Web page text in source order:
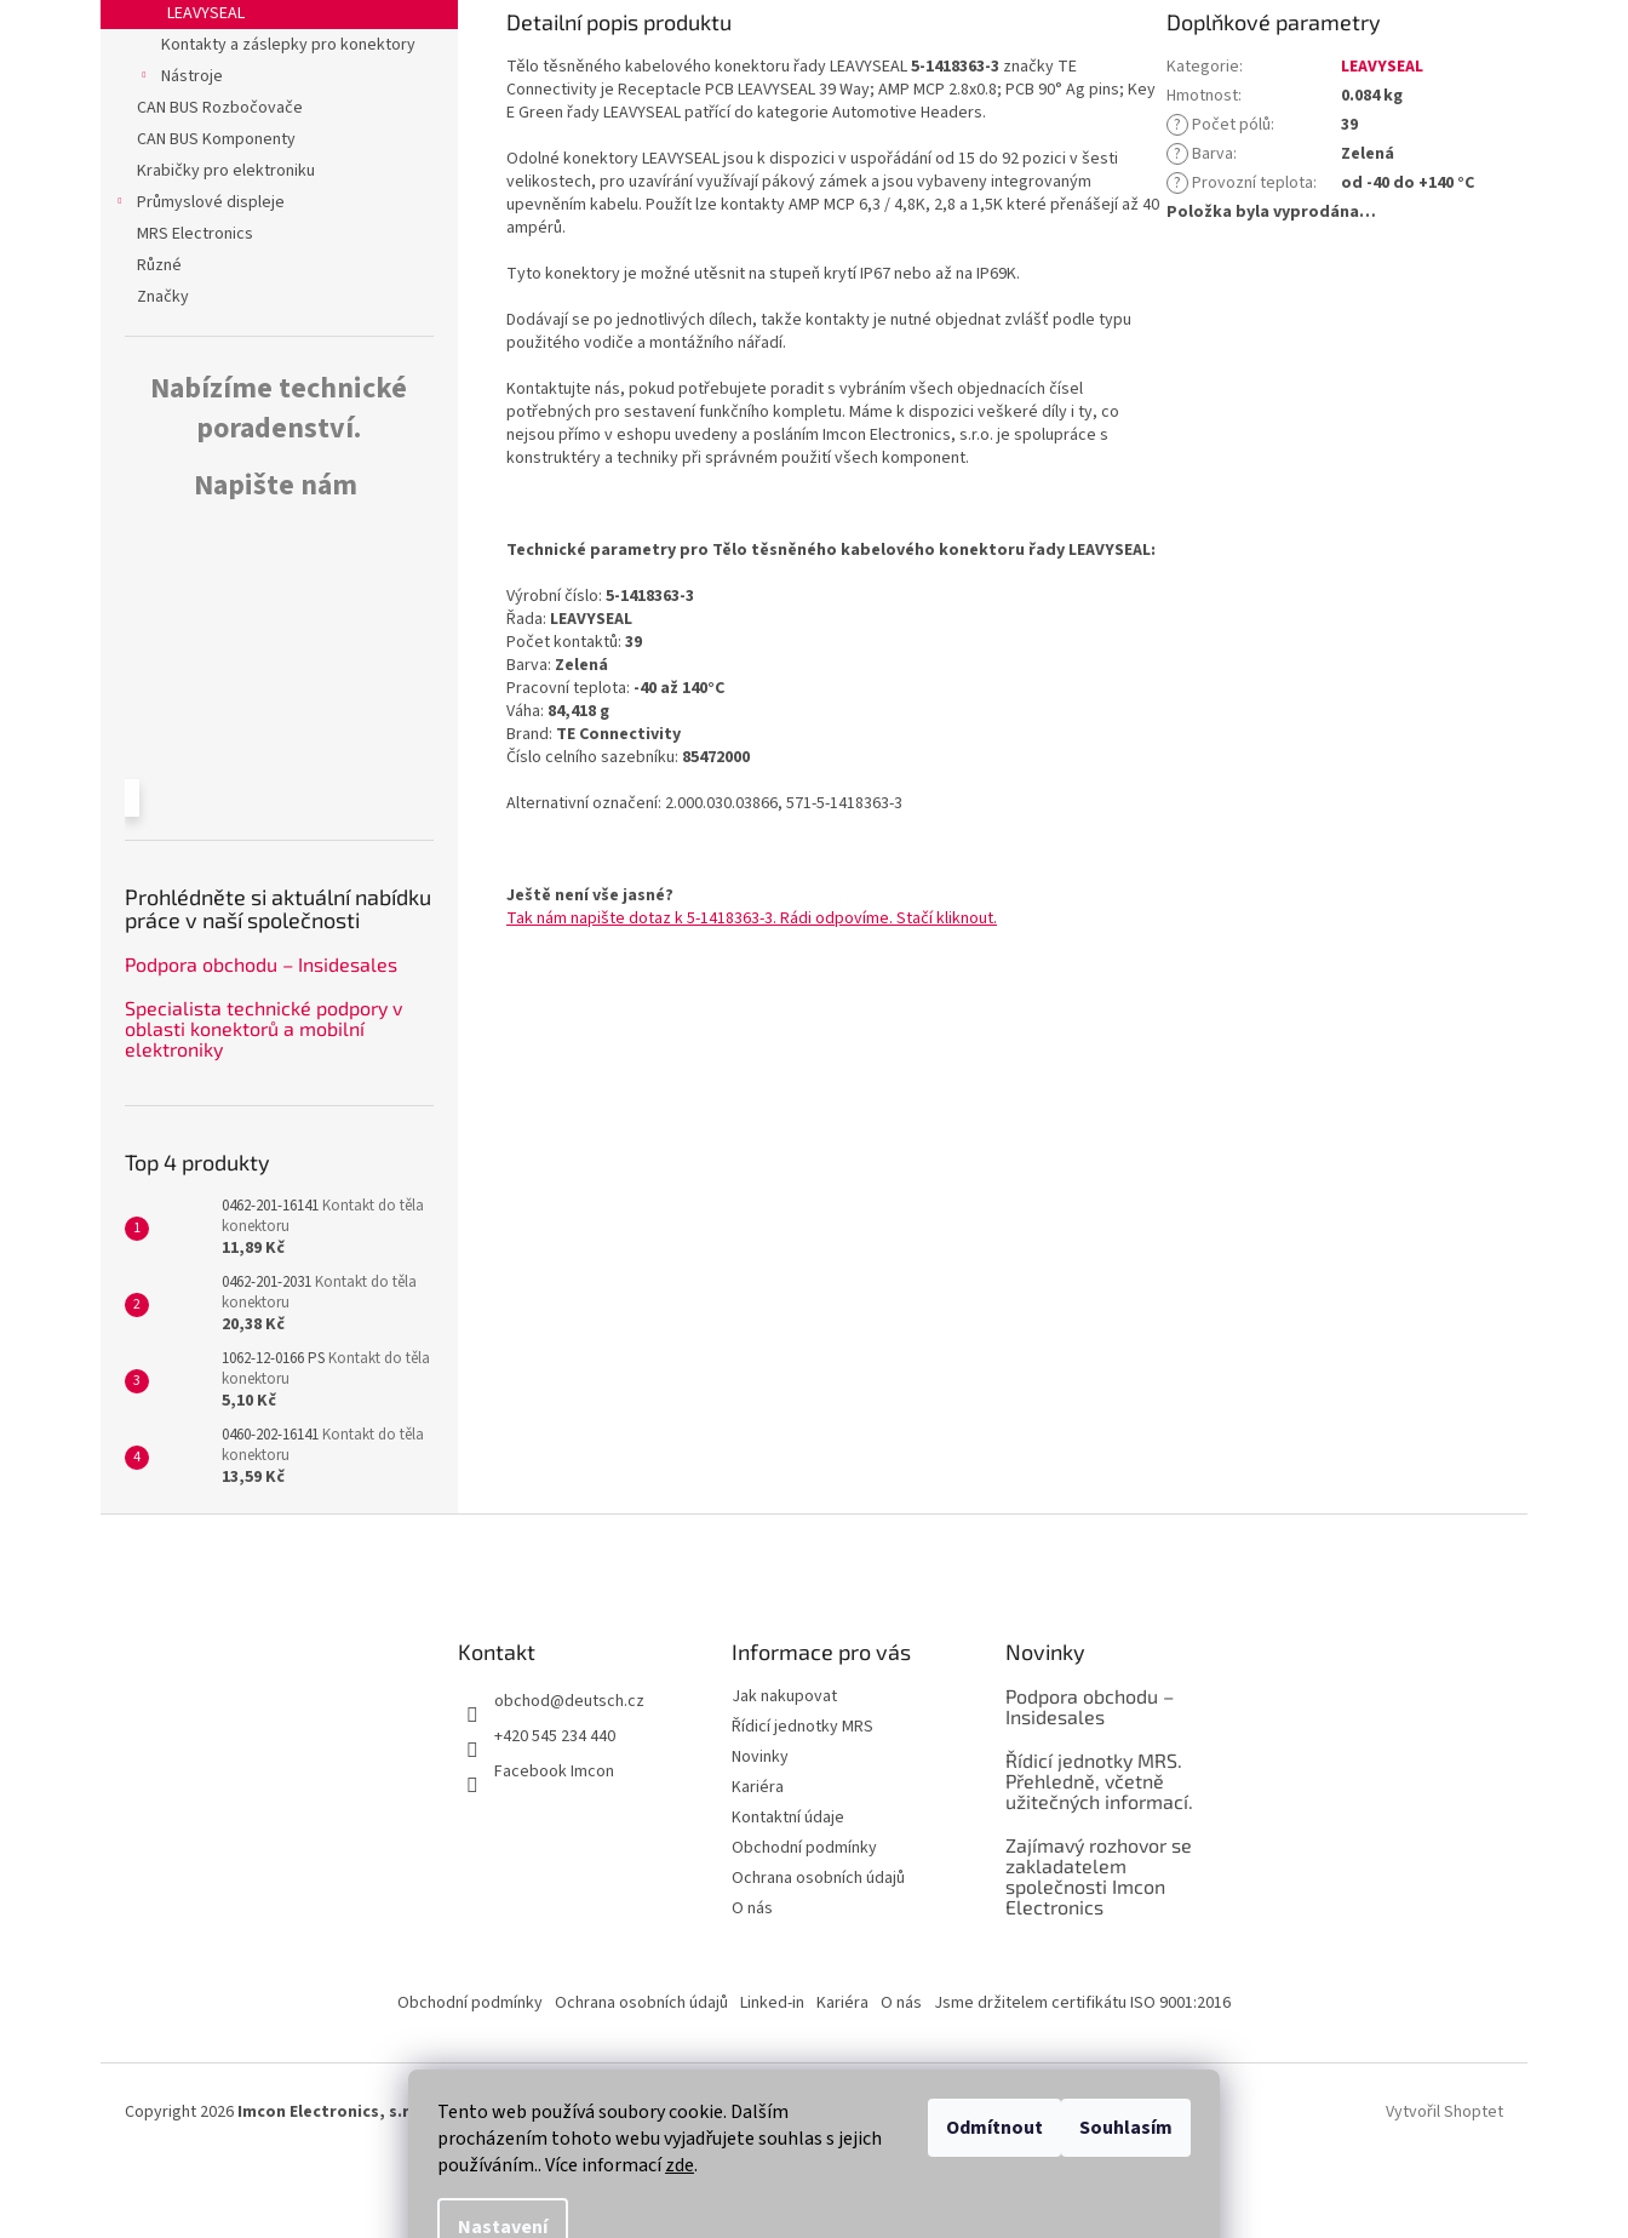
Tento web používá soubory cookie. Dalším
procházením tohoto webu vyjadřujete souhlas s jejich
používáním.. Více informacízde.
Nastavení
Odmítnout Souhlasím
LEAVYSEAL
Kontakty a záslepky pro konektory
Nástroje
CAN BUS Rozbočovače
CAN BUS Komponenty
Krabičky pro elektroniku
Průmyslové displeje
MRS Electronics
Různé
Značky
Nabízíme technické
poradenství.
Napište nám
Prohlédněte si aktuální nabídku
práce v naší společnosti
Podpora obchodu – Insidesales
Specialista technické podpory v
oblasti konektorů a mobilní
elektroniky
Top 4 produkty
0462-201-16141 Kontakt do těla
konektoru
11,89 Kč
0462-201-2031 Kontakt do těla
konektoru
20,38 Kč
1062-12-0166 PS Kontakt do těla
konektoru
5,10 Kč
0460-202-16141 Kontakt do těla
konektoru
13,59 Kč
Detailní popis produktu
Tělo těsněného kabelového konektoru řady LEAVYSEAL5-1418363-3 značky TE
Connectivity je Receptacle PCB LEAVYSEAL 39 Way; AMP MCP 2.8x0.8; PCB 90° Ag pins; Key
E Green řady LEAVYSEAL patřící do kategorie Automotive Headers.
Odolné konektory LEAVYSEAL jsou k dispozici v uspořádání od 15 do 92 pozici v šesti
velikostech, pro uzavírání využívají pákový zámek a jsou vybaveny integrovaným
upevněním kabelu. Použít lze kontakty AMP MCP 6,3 / 4,8K, 2,8 a 1,5K které přenášejí až 40
ampérů.
Tyto konektory je možné utěsnit na stupeň krytí IP67 nebo až na IP69K.
Dodávají se po jednotlivých dílech, takže kontakty je nutné objednat zvlášť podle typu
použitého vodiče a montážního nářadí.
Kontaktujte nás, pokud potřebujete poradit s vybráním všech objednacích čísel
potřebných pro sestavení funkčního kompletu. Máme k dispozici veškeré díly i ty, co
nejsou přímo v eshopu uvedeny a posláním Imcon Electronics, s.r.o. je spolupráce s
konstruktéry a techniky při správném použití všech komponent.
Technické parametry pro Tělo těsněného kabelového konektoru řady LEAVYSEAL:
Výrobní číslo: 5-1418363-3
Řada: LEAVYSEAL
Počet kontaktů: 39
Barva: Zelená
Pracovní teplota: -40 až 140°C
Váha: 84,418 g
Brand: TE Connectivity
Číslo celního sazebníku: 85472000
Alternativní označení: 2.000.030.03866, 571-5-1418363-3
Ještě není vše jasné?
Tak nám napište dotaz k 5-1418363-3. Rádi odpovíme. Stačí kliknout.
Doplňkové parametry
Kategorie:
LEAVYSEAL
Hmotnost:
0.084 kg
? Počet pólů:
39
? Barva:
Zelená
? Provozní teplota:
od -40 do +140 °C
Položka byla vyprodána…
Kontakt
obchod@deutsch.cz
+420 545 234 440
Facebook Imcon
Informace pro vás
Jak nakupovat
Řídicí jednotky MRS
Novinky
Kariéra
Kontaktní údaje
Obchodní podmínky
Ochrana osobních údajů
O nás
Novinky
Podpora obchodu –
Insidesales
Řídicí jednotky MRS.
Přehledně, včetně
užitečných informací.
Zajímavý rozhovor se
zakladatelem
společnosti Imcon
Electronics
Obchodní podmínky Ochrana osobních údajů Linked-in Kariéra O nás Jsme držitelem certifikátu ISO 9001:2016
Vytvořil Shoptet
Copyright 2026 Imcon Electronics, s.r.o. . Všechna práva vyhrazena.